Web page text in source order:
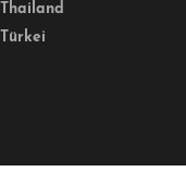
Thailand
Türkei